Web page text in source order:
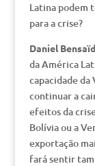
Latina podem
para a crise?
Daniel
da América
capacidade
continuar a
efeitos da
Bolívia ou a
exportação
fará sentir